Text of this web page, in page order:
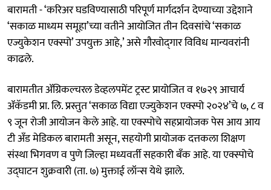
बारामती - ‘करिअर घडविण्यासाठी परिपूर्ण मार्गदर्शन देण्याच्या उद्देशाने
‘सकाळ माध्यम समूहा’च्या वतीने आयोजित तीन दिवसांचे ‘सकाळ
एज्युकेशन एक्स्पो’ उपयुक्त आहे,’ असे गौरवोद्‌गार विविध मान्यवरांनी
काढले.
बारामतीत ॲग्रिकल्चरल डेव्हलपमेंट ट्रस्ट प्रायोजित व १७२९ आचार्य
ॲकॅडमी प्रा. लि. प्रस्तुत ‘सकाळ विद्या एज्युकेशन एक्स्पो २०२४’चे ७, ८ व
९ जून रोजी आयोजन केले आहे. या एक्स्पोचे सहप्रायोजक पेस आय आय
टी अँड मेडिकल बारामती असून, सहयोगी प्रायोजक दत्तकला शिक्षण
संस्था भिगवण व पुणे जिल्हा मध्यवर्ती सहकारी बँक आहे. या एक्स्पोचे
उद्‍घाटन शुक्रवारी (ता. ७) मुक्ताई लॉन्स येथे झाले.